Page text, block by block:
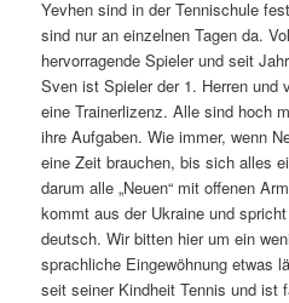
Yevhen sind in der Tennischule
sind nur an einzelnen Tagen da.
hervorragende Spieler und seit
Sven ist Spieler der 1. Herren und
eine Trainerlizenz. Alle sind hoch
ihre Aufgaben. Wie immer, wenn
eine Zeit brauchen, bis sich alles
darum alle „Neuen“ mit offenen
kommt aus der Ukraine und
deutsch. Wir bitten hier um ein
sprachliche Eingewöhnung etwas
seit seiner Kindheit Tennis und ist